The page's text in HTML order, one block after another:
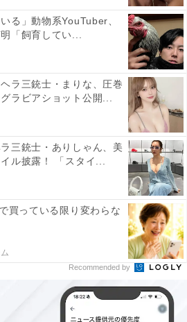
る」動物系YouTuber、
「飼育してい...
ラ三銃士・まりな、圧巻
ラビアショット公開...
三銃士・ありしゃん、美
ル披露！ 「スタイ...
買っている限り変わらな
Recommended by